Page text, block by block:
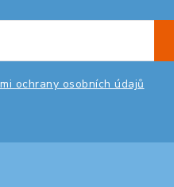
ochrany osobních údajů